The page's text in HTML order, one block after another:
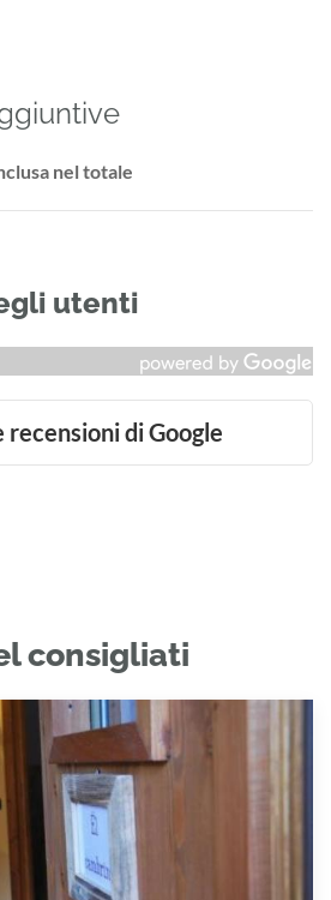
nel totale
utenti
recensioni di Google
consigliati